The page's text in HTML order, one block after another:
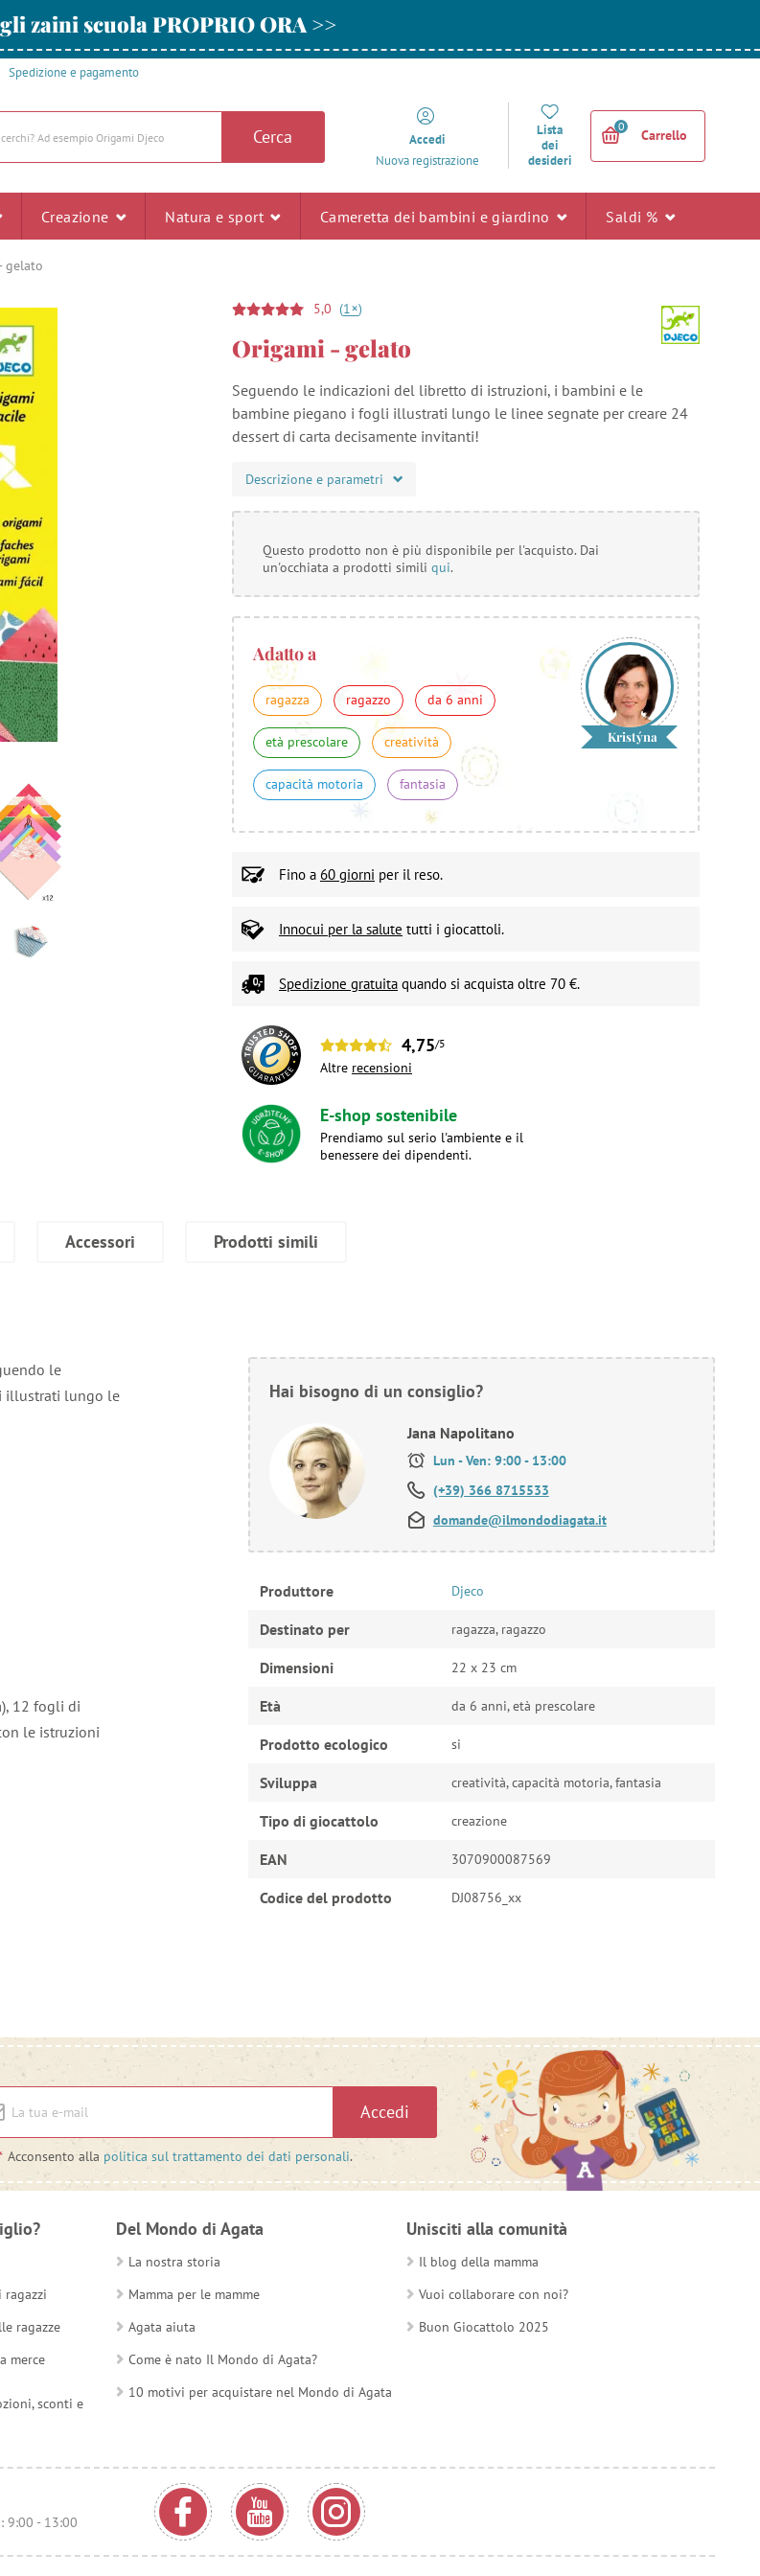
zaini scuola PROPRIO ORA >>
Spedizione e pagamento
Cerca
Accedi
Nuova registrazione
Lista
dei
desideri
0
Carrello
Creazione Natura e sport Cameretta dei bambini e giardino Saldi %
gelato
5,0 (1+)
Origami - gelato
Seguendo le indicazioni del libretto di istruzioni, i bambini e le
bambine piegano i fogli illustrati lungo le linee segnate per creare 24
dessert di carta decisamente invitanti!
Descrizione e parametri
Questo prodotto non è più disponibile per l'acquisto. Dai
un'occhiata a prodotti simili qui.
Adatto a
ragazza ragazzo da 6 anni
età prescolare creatività
capacità motoria fantasia
Kristýna
Fino a 60 giorni per il reso.
Innocui per la salute tutti i giocattoli.
Spedizione gratuita quando si acquista oltre 70 €.
4,75/5
Altre recensioni
E-shop sostenibile
Prendiamo sul serio l'ambiente e il
benessere dei dipendenti.
Accessori Prodotti simili
le
illustrati lungo le
12 fogli di
le istruzioni
Hai bisogno di un consiglio?
Jana Napolitano
Lun - Ven: 9:00 - 13:00
(+39) 366 8715533
domande@ilmondodiagata.it
Produttore Djeco
Destinato per ragazza, ragazzo
Dimensioni 22 x 23 cm
Età da 6 anni, età prescolare
Prodotto ecologico si
Sviluppa creatività, capacità motoria, fantasia
Tipo di giocattolo creazione
EAN 3070900087569
Codice del prodotto DJ08756_xx
Accedi
Acconsento alla politica sul trattamento dei dati personali.
ragazzi
ragazze
merce
sconti e
Del Mondo di Agata
La nostra storia
Mamma per le mamme
Agata aiuta
Come è nato Il Mondo di Agata?
10 motivi per acquistare nel Mondo di Agata
Unisciti alla comunità
Il blog della mamma
Vuoi collaborare con noi?
Buon Giocattolo 2025
9:00 - 13:00